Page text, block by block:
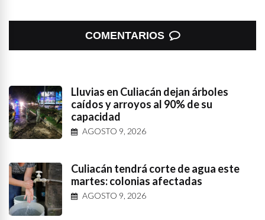
COMENTARIOS
Lluvias en Culiacán dejan árboles
caídos y arroyos al 90% de su
capacidad
AGOSTO 9, 2026
Culiacán tendrá corte de agua este
martes: colonias afectadas
AGOSTO 9, 2026